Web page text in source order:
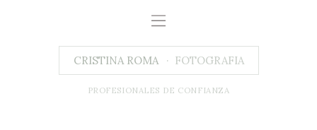
CRISTINA ROMA FOTOGRAFIA
PROFESIONALES DE CONFIANZA